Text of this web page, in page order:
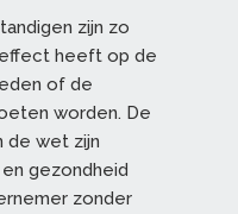
zijn zo
heeft op de
of de
worden. De
de wet zijn
gezondheid
zonder